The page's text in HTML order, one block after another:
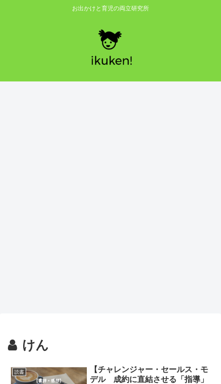
お出かけと育児の両立研究所
けん
読書
【チャレンジャー・セールス・モ
デル 成約に直結させる「指導」